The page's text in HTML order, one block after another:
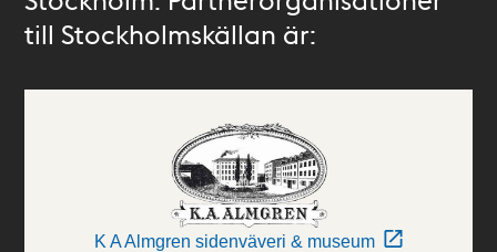
till Stockholmskällan är:
K A Almgren sidenväveri & museum